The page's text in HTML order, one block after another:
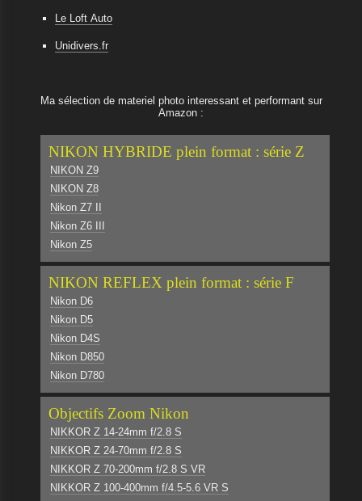
Le Loft Auto
Unidivers.fr
Ma sélection de materiel photo interessant et performant sur
Amazon :
NIKON HYBRIDE plein format : série Z
NIKON Z9
NIKON Z8
Nikon Z7 II
Nikon Z6 III
Nikon Z5
NIKON REFLEX plein format : série F
Nikon D6
Nikon D5
Nikon D4S
Nikon D850
Nikon D780
Objectifs Zoom Nikon
NIKKOR Z 14-24mm f/2.8 S
NIKKOR Z 24-70mm f/2.8 S
NIKKOR Z 70-200mm f/2.8 S VR
NIKKOR Z 100-400mm f/4.5-5.6 VR S